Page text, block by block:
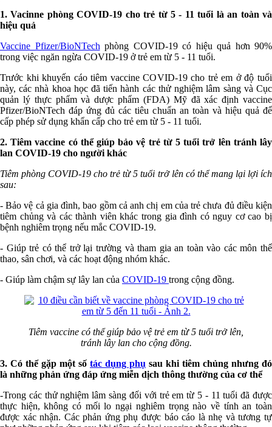
1. Vacinne phòng COVID-19 cho trẻ từ 5 - 11 tuổi là an toàn và
hiệu quả
Vaccine Pfizer/BioNTech phòng COVID-19 có hiệu quả hơn 90%
trong việc ngăn ngừa COVID-19 ở trẻ em từ 5 - 11 tuổi.
Trước khi khuyến cáo tiêm vaccine COVID-19 cho trẻ em ở độ tuổi
này, các nhà khoa học đã tiến hành các thử nghiệm lâm sàng và Cục
quản lý thực phẩm và dược phẩm (FDA) Mỹ đã xác định vaccine
Pfizer/BioNTech đáp ứng đủ các tiêu chuẩn an toàn và hiệu quả để
cấp phép sử dụng khẩn cấp cho trẻ em từ 5 - 11 tuổi.
2. Tiêm vaccine có thể giúp bảo vệ trẻ từ 5 tuổi trở lên tránh lây
lan COVID-19 cho người khác
Tiêm phòng COVID-19 cho trẻ từ 5 tuổi trở lên có thể mang lại lợi ích
sau:
- Bảo vệ cả gia đình, bao gồm cả anh chị em của trẻ chưa đủ điều kiện
tiêm chủng và các thành viên khác trong gia đình có nguy cơ cao bị
bệnh nghiêm trọng nếu mắc COVID-19.
- Giúp trẻ có thể trở lại trường và tham gia an toàn vào các môn thể
thao, sân chơi, và các hoạt động nhóm khác.
- Giúp làm chậm sự lây lan của COVID-19 trong cộng đồng.
Tiêm vaccine có thể giúp bảo vệ trẻ em từ 5 tuổi trở lên,
tránh lây lan cho cộng đồng.
3. Có thể gặp một số tác dụng phụ sau khi tiêm chủng nhưng đó
là những phản ứng đáp ứng miễn dịch thông thường của cơ thể
-Trong các thử nghiệm lâm sàng đối với trẻ em từ 5 - 11 tuổi đã được
thực hiện, không có mối lo ngại nghiêm trọng nào về tính an toàn
được xác nhận. Các phản ứng phụ được báo cáo là nhẹ và tương tự